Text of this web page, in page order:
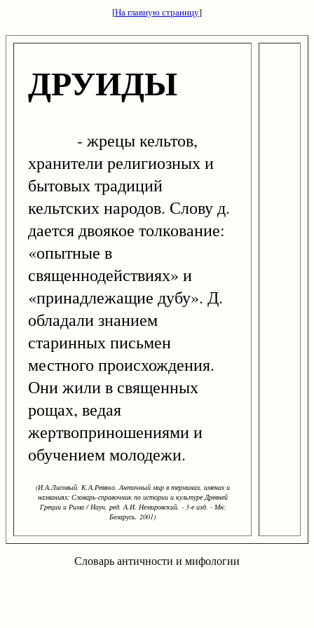
[На главную страницу]
ДРУИДЫ
- жрецы кельтов,
хранители религиозных и
бытовых традиций
кельтских народов. Слову д.
дается двоякое толкование:
«опытные в
священнодействиях» и
«принадлежащие дубу». Д.
обладали знанием
старинных письмен
местного происхождения.
Они жили в священных
рощах, ведая
жертвоприношениями и
обучением молодежи.
(И.А.Лисовый, К.А.Ревяко. Античный мир в терминах, именах и
названиях: Словарь-справочник по истории и культуре Древней
Греции и Рима / Науч. ред. А.И. Немировский. - 3-е изд. - Мн:
Беларусь, 2001)
Словарь античности и мифологии